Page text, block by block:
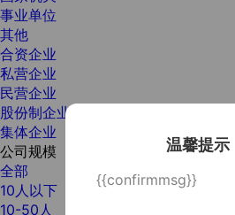
温馨提示
{{confirmmsg}}
事业单位
其他
合资企业
私营企业
民营企业
股份制企业
集体企业
公司规模
全部
10人以下
10-50人